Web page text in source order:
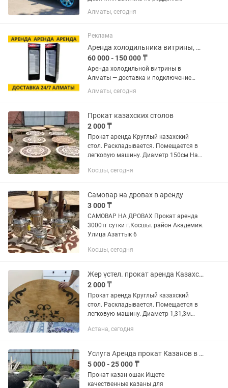
Трансфер
Алматы, сегодня
Реклама
Аренда холодильника витрины, холодильник для напитков в аренду
60 000 - 150 000 ₸
Аренда холодильной витрины в
Алматы — доставка и подключение
Сдаем в аренду холодильные витрины
для магазинов, мероприятий,
точек, маркетов, кейтеринга и
выездной...
Алматы, сегодня
Прокат казахских столов
2 000 ₸
Прокат аренда Круглый казахский
стол. Раскладывается. Помещается в
легковую машину. Диаметр 150см На
Дастархан 500тг Самовывоз. Доставки
Косшы, сегодня
Самовар на дровах в аренду
3 000 ₸
САМОВАР НА ДРОВАХ Прокат аренда
3000тг сутки г.Косшы. район Академия.
Улица Азаттык 6
Косшы, сегодня
Жер үстел. прокат аренда Казахский стол
2 000 ₸
Прокат аренда Круглый казахский
стол. Раскладывается. Помещается в
легковую машину. Диаметр 1,31,3м
Доставки нет. Находимся в Косшы в
Астана, сегодня
Услуга Аренда прокат Казанов в городе Косшы
5 000 - 25 000 ₸
Прокат казан ошак Ищете
качественные казаны для